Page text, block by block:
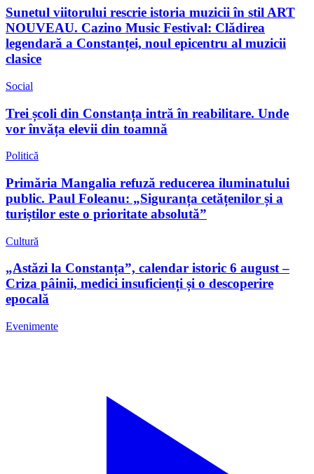
Sunetul viitorului rescrie istoria muzicii în stil ART
NOUVEAU. Cazino Music Festival: Clădirea
legendară a Constanței, noul epicentru al muzicii
clasice
Social
Trei școli din Constanța intră în reabilitare. Unde
vor învăța elevii din toamnă
Politică
Primăria Mangalia refuză reducerea iluminatului
public. Paul Foleanu: „Siguranța cetățenilor și a
turiștilor este o prioritate absolută”
Cultură
„Astăzi la Constanța”, calendar istoric 6 august –
Criza pâinii, medici insuficienți și o descoperire
epocală
Evenimente